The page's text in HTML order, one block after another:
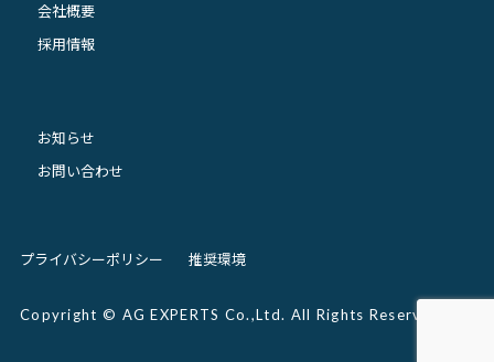
会社概要
採用情報
お知らせ
お問い合わせ
プライバシーポリシー 推奨環境
Copyright © AG EXPERTS Co.,Ltd. All Rights Reserved.